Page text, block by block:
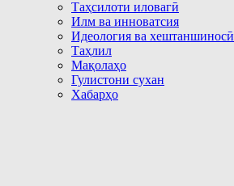
Таҳсилоти иловагӣ
Илм ва инноватсия
Идеология ва хештаншиносӣ
Таҳлил
Мақолаҳо
Гулистони сухан
Хабарҳо